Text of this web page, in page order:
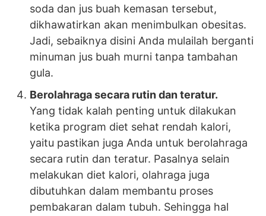
soda dan jus buah kemasan tersebut,
dikhawatirkan akan menimbulkan obesitas.
Jadi, sebaiknya disini Anda mulailah berganti
minuman jus buah murni tanpa tambahan
gula.
Berolahraga secara rutin dan teratur.
Yang tidak kalah penting untuk dilakukan
ketika program diet sehat rendah kalori,
yaitu pastikan juga Anda untuk berolahraga
secara rutin dan teratur. Pasalnya selain
melakukan diet kalori, olahraga juga
dibutuhkan dalam membantu proses
pembakaran dalam tubuh. Sehingga hal